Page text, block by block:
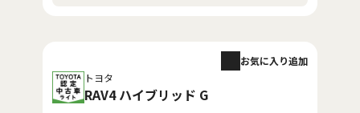
トヨタ
RAV4 ハイブリッド G
お気に入り追加